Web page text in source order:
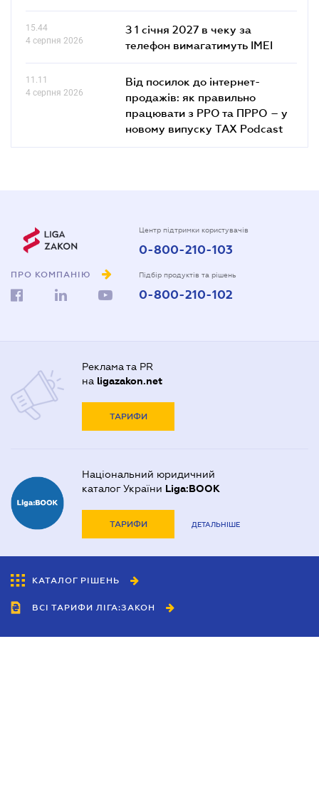
15.44
4 серпня 2026
З 1 січня 2027 в чеку за
телефон вимагатимуть IMEI
11.11
4 серпня 2026
Від посилок до інтернет-
продажів: як правильно
працювати з РРО та ПРРО – у
новому випуску TAX Podcast
ПРО КОМПАНІЮ
Центр підтримки користувачів
0-800-210-103
Підбір продуктів та рішень
0-800-210-102
Реклама та PR
на ligazakon.net
ТАРИФИ
Національний юридичний
каталог України Liga:BOOK
ТАРИФИ ДЕТАЛЬНІШЕ
КАТАЛОГ РІШЕНЬ
ВСІ ТАРИФИ ЛІГА:ЗАКОН